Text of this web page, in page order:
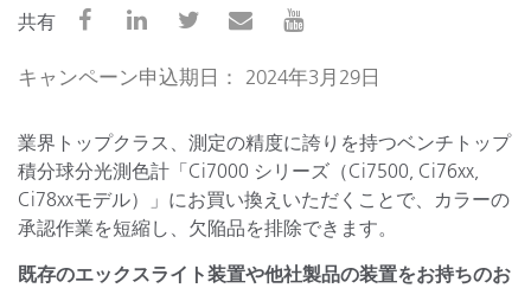
共有
キャンペーン申込期日： 2024年3月29日
業界トップクラス、測定の精度に誇りを持つベンチトップ
積分球分光測色計「Ci7000 シリーズ（Ci7500, Ci76xx,
Ci78xxモデル）」にお買い換えいただくことで、カラーの
承認作業を短縮し、欠陥品を排除できます。
既存のエックスライト装置や他社製品の装置をお持ちのお